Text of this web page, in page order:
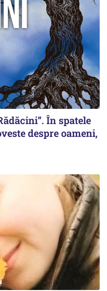
În spatele
despre oameni,